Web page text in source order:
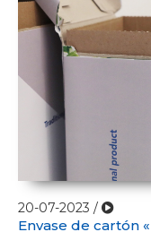
20-07-2023 /
Envase de cartón